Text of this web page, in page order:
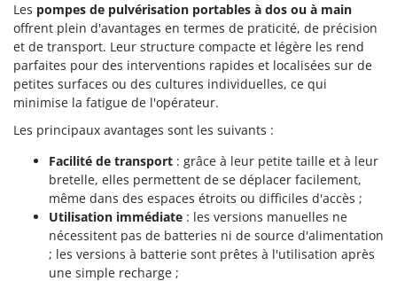
Les pompes de pulvérisation portables à dos ou à main
offrent plein d'avantages en termes de praticité, de précision
et de transport. Leur structure compacte et légère les rend
parfaites pour des interventions rapides et localisées sur de
petites surfaces ou des cultures individuelles, ce qui
minimise la fatigue de l'opérateur.
Les principaux avantages sont les suivants :
Facilité de transport : grâce à leur petite taille et à leur
bretelle, elles permettent de se déplacer facilement,
même dans des espaces étroits ou difficiles d'accès ;
Utilisation immédiate : les versions manuelles ne
nécessitent pas de batteries ni de source d'alimentation
; les versions à batterie sont prêtes à l'utilisation après
une simple recharge ;